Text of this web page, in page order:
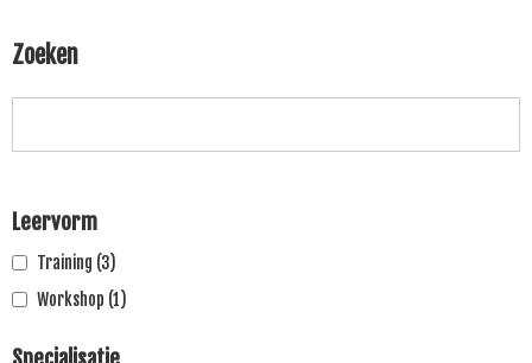
Zoeken
Leervorm
Training (3)
Workshop (1)